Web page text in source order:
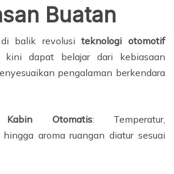
Buatan
balik revolusiteknologi otomotif
kini dapat belajar dari kebiasaan
pengalaman berkendara
Kabin Otomatis: Temperatur,
hingga aroma ruangan diatur sesuai